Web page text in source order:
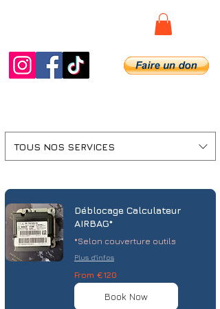
TOUS NOS SERVICES
Déblocage Calculateur
AIRBAG*
*Selon couverture outils
Plus d'infos
From
120
euros
From €120
Book Now